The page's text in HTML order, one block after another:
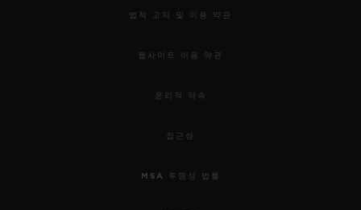
법적 고지 및 이용 약관
웹사이트 이용 약관
윤리적 약속
접근성
MSA 투명성 법률